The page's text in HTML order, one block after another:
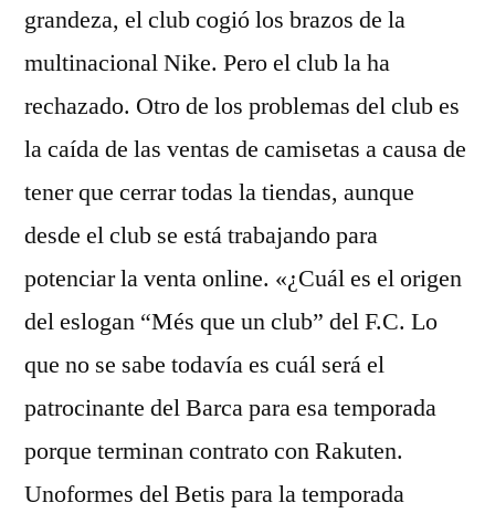
grandeza, el club cogió los brazos de la
multinacional Nike. Pero el club la ha
rechazado. Otro de los problemas del club es
la caída de las ventas de camisetas a causa de
tener que cerrar todas la tiendas, aunque
desde el club se está trabajando para
potenciar la venta online. «¿Cuál es el origen
del eslogan “Més que un club” del F.C. Lo
que no se sabe todavía es cuál será el
patrocinante del Barca para esa temporada
porque terminan contrato con Rakuten.
Unoformes del Betis para la temporada